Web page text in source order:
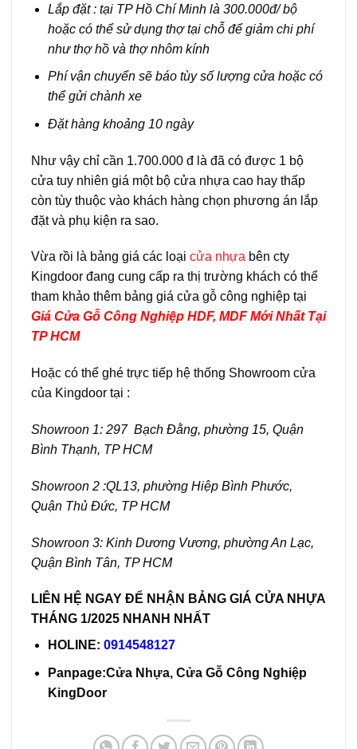
Lắp đặt : tại TP Hồ Chí Minh là 300.000đ/ bộ
hoặc có thể sử dụng thợ tại chỗ để giảm chi phí
như thợ hồ và thợ nhôm kính
Phí vận chuyển sẽ báo tùy số lượng cửa hoặc có
thể gửi chành xe
Đặt hàng khoảng 10 ngày
Như vậy chỉ cần 1.700.000 đ là đã có được 1 bộ
cửa tuy nhiên giá một bộ cửa nhựa cao hay thấp
còn tùy thuộc vào khách hàng chọn phương án lắp
đặt và phụ kiện ra sao.
Vừa rồi là bảng giá các loại cửa nhựa bên cty
Kingdoor đang cung cấp ra thị trường khách có thể
tham khảo thêm bảng giá cửa gỗ công nghiệp tại
Giá Cửa Gỗ Công Nghiệp HDF, MDF Mới Nhất Tại
TP HCM
Hoặc có thể ghé trực tiếp hệ thống Showroom cửa
của Kingdoor tại :
Showroon 1: 297 Bạch Đằng, phường 15, Quận
Bình Thạnh, TP HCM
Showroon 2 :QL13, phường Hiệp Bình Phước,
Quận Thủ Đức, TP HCM
Showroon 3: Kinh Dương Vương, phường An Lạc,
Quận Bình Tân, TP HCM
LIÊN HỆ NGAY ĐỂ NHẬN BẢNG GIÁ CỬA NHỰA
THÁNG 1/2025 NHANH NHẤT
HOLINE: 0914548127
Panpage:Cửa Nhựa, Cửa Gỗ Công Nghiệp
KingDoor